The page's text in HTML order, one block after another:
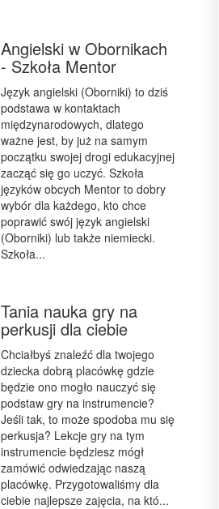
Angielski w Obornikach
- Szkoła Mentor
Język angielski (Oborniki) to dziś
podstawa w kontaktach
międzynarodowych, dlatego
ważne jest, by już na samym
początku swojej drogi edukacyjnej
zacząć się go uczyć. Szkoła
języków obcych Mentor to dobry
wybór dla każdego, kto chce
poprawić swój język angielski
(Oborniki) lub także niemiecki.
Szkoła...
Tania nauka gry na
perkusji dla ciebie
Chciałbyś znaleźć dla twojego
dziecka dobrą placówkę gdzie
będzie ono mogło nauczyć się
podstaw gry na instrumencie?
Jeśli tak, to może spodoba mu się
perkusja? Lekcje gry na tym
instrumencie będziesz mógł
zamówić odwiedzając naszą
placówkę. Przygotowaliśmy dla
ciebie najlepsze zajęcia, na któ...